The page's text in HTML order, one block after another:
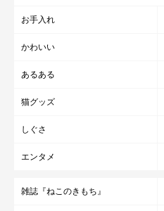
お手入れ
かわいい
あるある
猫グッズ
しぐさ
エンタメ
雑誌『ねこのきもち』